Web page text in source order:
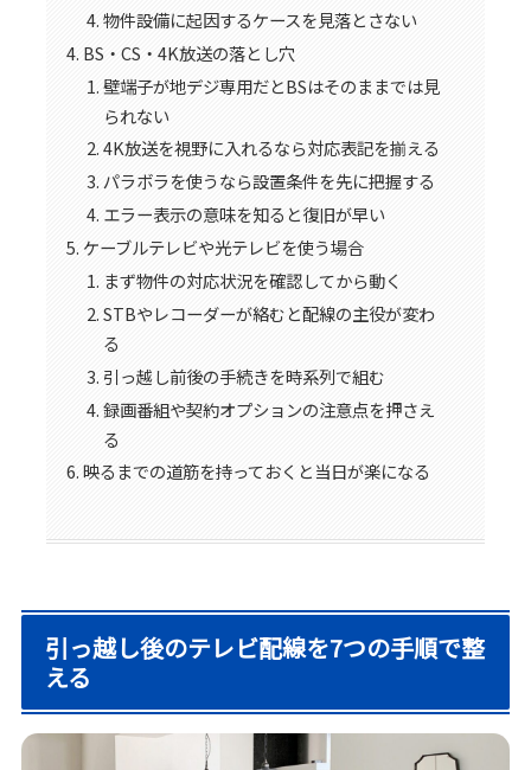
物件設備に起因するケースを見落とさない
BS・CS・4K放送の落とし穴
壁端子が地デジ専用だとBSはそのままでは見
られない
4K放送を視野に入れるなら対応表記を揃える
パラボラを使うなら設置条件を先に把握する
エラー表示の意味を知ると復旧が早い
ケーブルテレビや光テレビを使う場合
まず物件の対応状況を確認してから動く
STBやレコーダーが絡むと配線の主役が変わ
る
引っ越し前後の手続きを時系列で組む
録画番組や契約オプションの注意点を押さえ
る
映るまでの道筋を持っておくと当日が楽になる
引っ越し後のテレビ配線を7つの手順で整
える